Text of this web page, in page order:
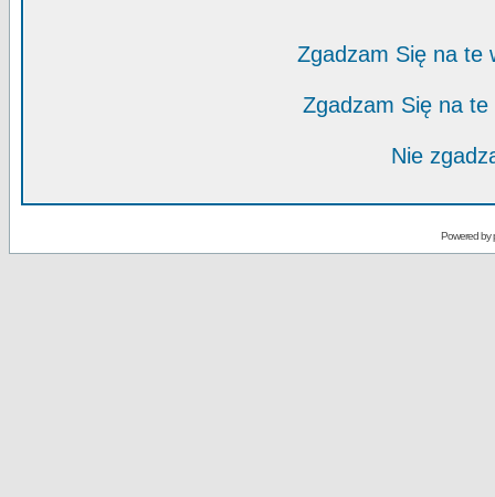
Zgadzam Się na te
Zgadzam Się na
Nie
Powered by